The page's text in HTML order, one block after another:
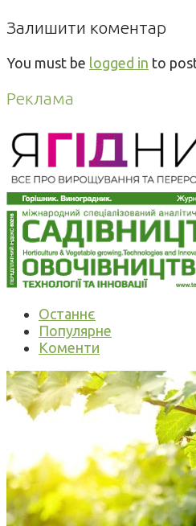
Залишити коментар
You must be logged in to
Реклама
Останнє
Популярне
Коменти